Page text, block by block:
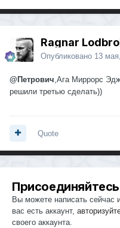
Ragnar
Опубликовано 13
@Петрович ,Ага Миррорс
решили третью сделать))
Quote
Вы можете написать сейчас
вас есть аккаунт,
своего аккаунта.